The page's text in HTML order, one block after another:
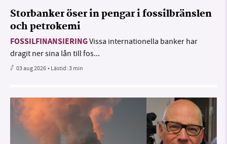
Storbanker öser in pengar i fossilbränslen
och petrokemi
FOSSILFINANSIERINGVissa internationella banker har
dragit ner sina lån till fos...
03 aug 2026• Lästid:3 min